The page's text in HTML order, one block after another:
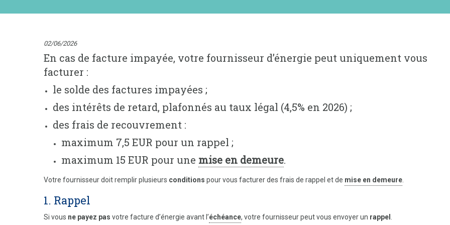
02/06/2026
En cas de facture impayée, votre fournisseur d’énergie peut uniquement vous
facturer :
le solde des factures impayées ;
des intérêts de retard, plafonnés au taux légal (4,5% en 2026) ;
des frais de recouvrement :
maximum 7,5 EUR pour un rappel ;
maximum 15 EUR pour une mise en demeure.
Votre fournisseur doit remplir plusieurs conditions pour vous facturer des frais de rappel et de mise en demeure
1. Rappel
Si vous ne payez pas votre facture d’énergie avant l’échéance, votre fournisseur peut vous envoyer un rappel